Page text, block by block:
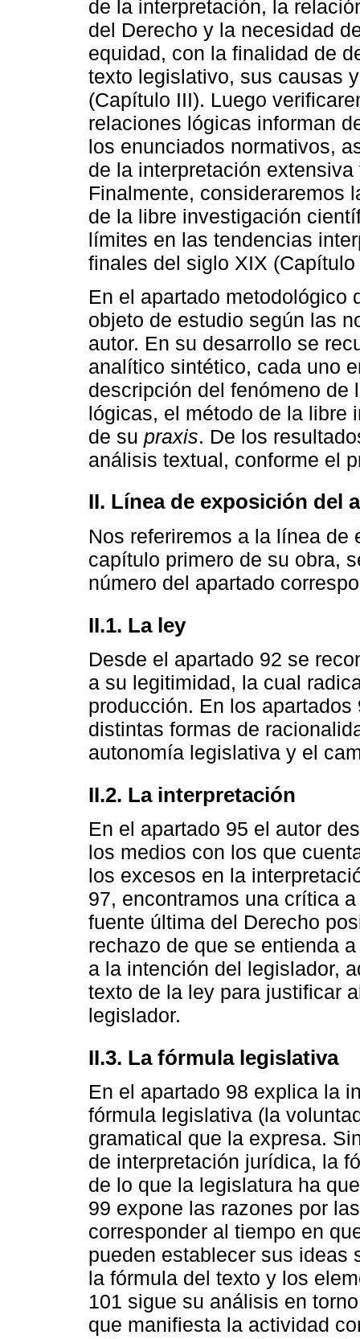
de la interpretación, la
del Derecho y la necesidad
equidad, con la finalidad de
texto legislativo, sus causas
(Capítulo III). Luego
relaciones lógicas informan
los enunciados normativos,
de la interpretación
Finalmente, consideraremos
de la libre investigación
límites en las tendencias
finales del siglo XIX (Capítulo
En el apartado metodológico
objeto de estudio según las
autor. En su desarrollo se
analítico sintético, cada uno
descripción del fenómeno de
lógicas, el método de la libre
de su praxis. De los
análisis textual, conforme el
II. Línea de exposición del
Nos referiremos a la línea de
capítulo primero de su obra,
número del apartado
II.1. La ley
Desde el apartado 92 se
a su legitimidad, la cual
producción. En los
distintas formas de
autonomía legislativa y el
II.2. La interpretación
En el apartado 95 el autor
los medios con los que
los excesos en la
97, encontramos una crítica
fuente última del Derecho
rechazo de que se entienda
a la intención del legislador,
texto de la ley para justificar
legislador.
II.3. La fórmula legislativa
En el apartado 98 explica la
fórmula legislativa (la
gramatical que la expresa.
de interpretación jurídica, la
de lo que la legislatura ha
99 expone las razones por
corresponder al tiempo en
pueden establecer sus ideas
la fórmula del texto y los
101 sigue su análisis en
que manifiesta la actividad